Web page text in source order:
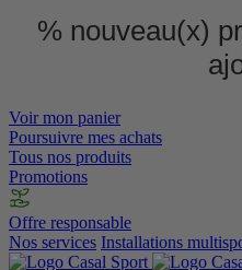
% nouveau(x)
Voir mon panier
Poursuivre mes achats
Tous nos produits
Promotions
Offre responsable
Nos services Installations